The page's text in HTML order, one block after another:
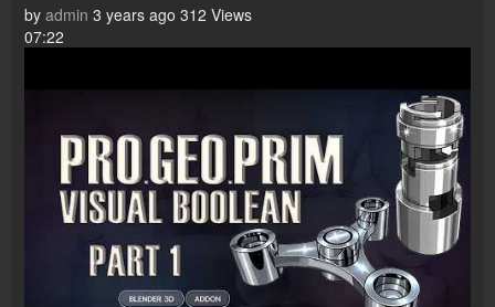
by admin 3 years ago 312 Views
07:22